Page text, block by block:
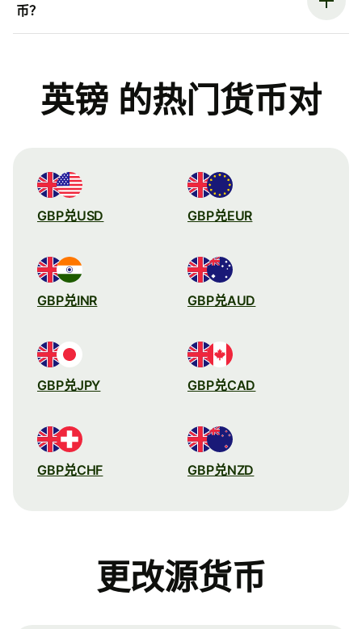
币？
英镑 的热门货币对
GBP兑USD GBP兑EUR
GBP兑INR GBP兑AUD
GBP兑JPY GBP兑CAD
GBP兑CHF GBP兑NZD
更改源货币